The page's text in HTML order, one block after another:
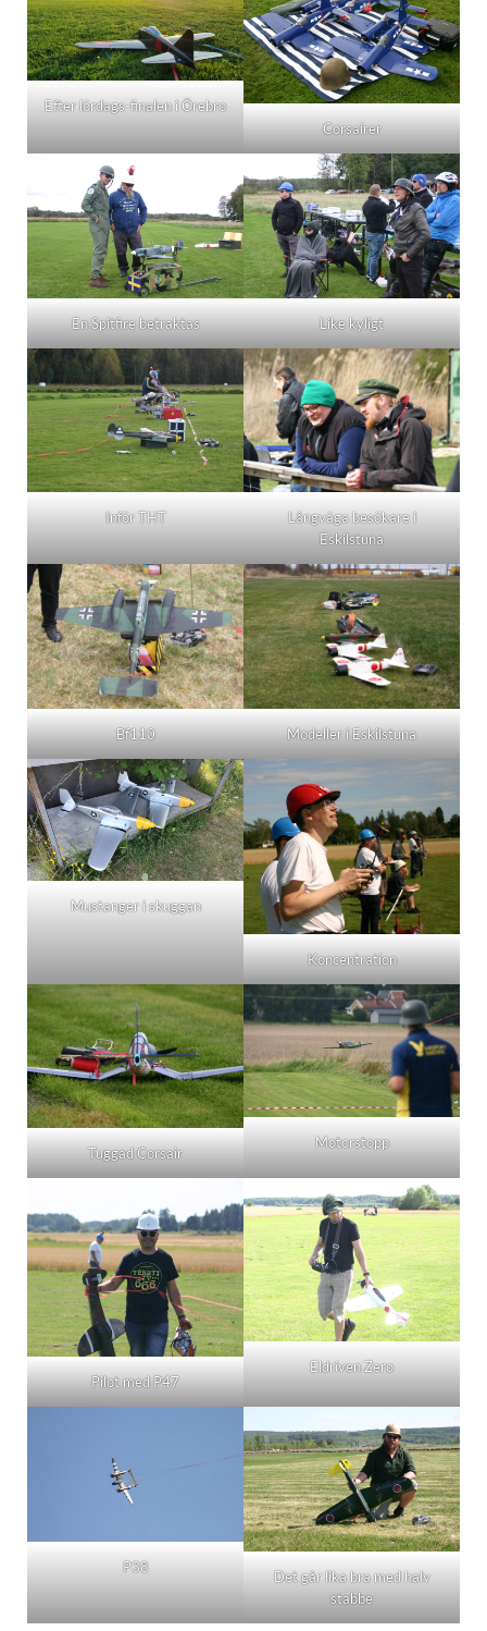
Efter lördags-finalen i Örebro
Corsairer
En Spitfire betraktas Like kyligt
Inför THT
Långväga besökare i
Eskilstuna
Bf110 Modeller i Eskilstuna
Mustanger i skuggan
Koncentration
Tuggad Corsair
Motorstopp
Pilot med P47
Eldriven Zero
P38
Det går lika bra med halv
stabbe